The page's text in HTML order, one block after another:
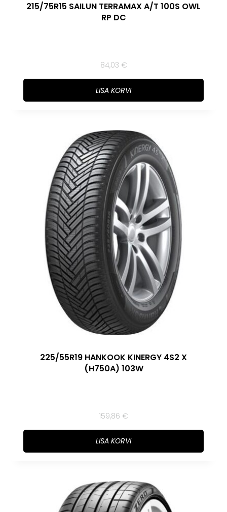
215/75R15 SAILUN TERRAMAX A/T 100S OWL
RP DC
84,03 €
LISA KORVI
225/55R19 HANKOOK KINERGY 4S2 X
(H750A) 103W
159,86 €
LISA KORVI